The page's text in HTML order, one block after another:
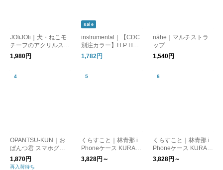
JOliJOli｜犬・ねこモ
チーフのアクリルスマ
ホグリップ / スマホス
タンド [ゆうパケット
1,980円
sale
instrumental｜【CDC
別注カラー】H.P HAN
D STRAP/スマホ用ハ
ンドストラップ
1,782円
nähe｜マルチストラ
ップ
1,540円
OPANTSU-KUN｜お
ぱんつ君 スマホグリ
ップ スマホアクセサ
リー キャラクターグ
1,870円
再入荷待ち
くらすこと｜林青那 i
Phoneケース KURAS
UKOTO 赤【受注生
産・同梱不可】
3,828円～
くらすこと｜林青那 i
Phoneケース KURAS
UKOTO グレー【受注
生産・同梱不可】
3,828円～